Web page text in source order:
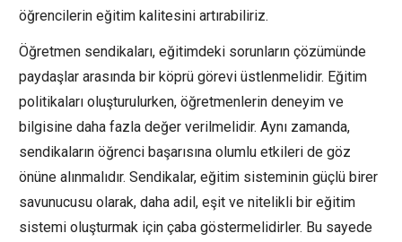
öğrencilerin eğitim kalitesini artırabiliriz.
Öğretmen sendikaları, eğitimdeki sorunların çözümünde
paydaşlar arasında bir köprü görevi üstlenmelidir. Eğitim
politikaları oluşturulurken, öğretmenlerin deneyim ve
bilgisine daha fazla değer verilmelidir. Aynı zamanda,
sendikaların öğrenci başarısına olumlu etkileri de göz
önüne alınmalıdır. Sendikalar, eğitim sisteminin güçlü birer
savunucusu olarak, daha adil, eşit ve nitelikli bir eğitim
sistemi oluşturmak için çaba göstermelidirler. Bu sayede